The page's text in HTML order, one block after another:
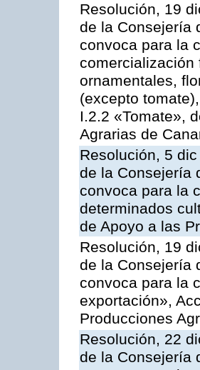
Resolución, 19
de la Consejería
convoca para la
comercialización
ornamentales,
(excepto
I.2.2 «Tomate»,
Agrarias de
Resolución, 5
de la Consejería
convoca para la
determinados
de Apoyo a las
Resolución, 19
de la Consejería
convoca para la
exportación»,
Producciones
Resolución, 22
de la Consejería